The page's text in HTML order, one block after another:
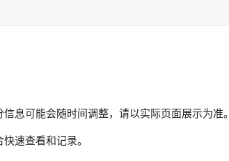
息可能会随时间调整，请以实际页面展示为准。
速查看和记录。